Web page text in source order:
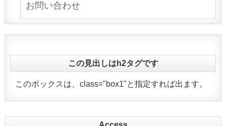
お問い合わせ
この見出しはh2タグです
このボックスは、class="box1"と指定すれば出ます。